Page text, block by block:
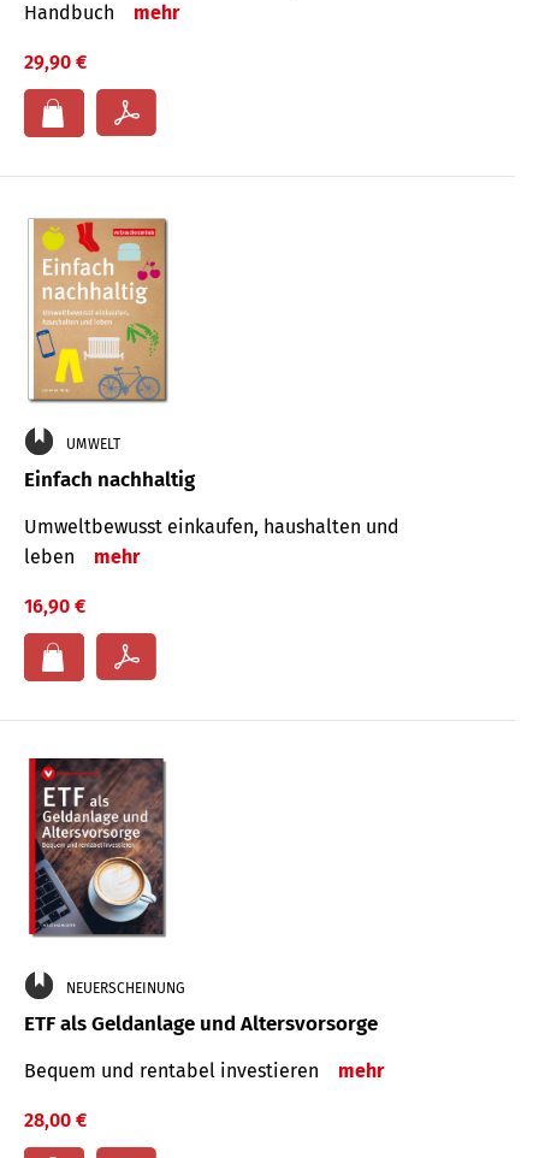
Handbuch
mehr
29,90 €
UMWELT
Einfach nachhaltig
Umweltbewusst einkaufen, haushalten und
leben
mehr
16,90 €
NEUERSCHEINUNG
ETF als Geldanlage und Altersvorsorge
Bequem und rentabel investieren mehr
28,00 €